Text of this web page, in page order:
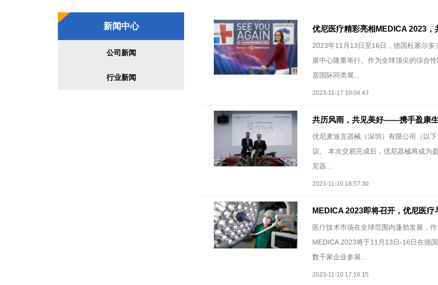
新闻中心
公司新闻
行业新闻
优尼医疗精彩亮相MEDICA 2023，
2023年11月13日至16日，德国杜塞尔
展中心隆重举行。作为全球顶尖的综合
居国际同类展...
2023-11-17 10:04:43
共历风雨，共见美好——携手盈康
优尼麦迪克器械（深圳）有限公司（以
议。 本次交易完成后，优尼器械将成为
尼器...
2023-11-10 18:57:30
MEDICA 2023即将召开，优尼医疗
医疗技术市场在全球范围内蓬勃发展，
MEDICA 2023将于11月13日-16日在德
数千家企业参展...
2023-11-10 17:16:15